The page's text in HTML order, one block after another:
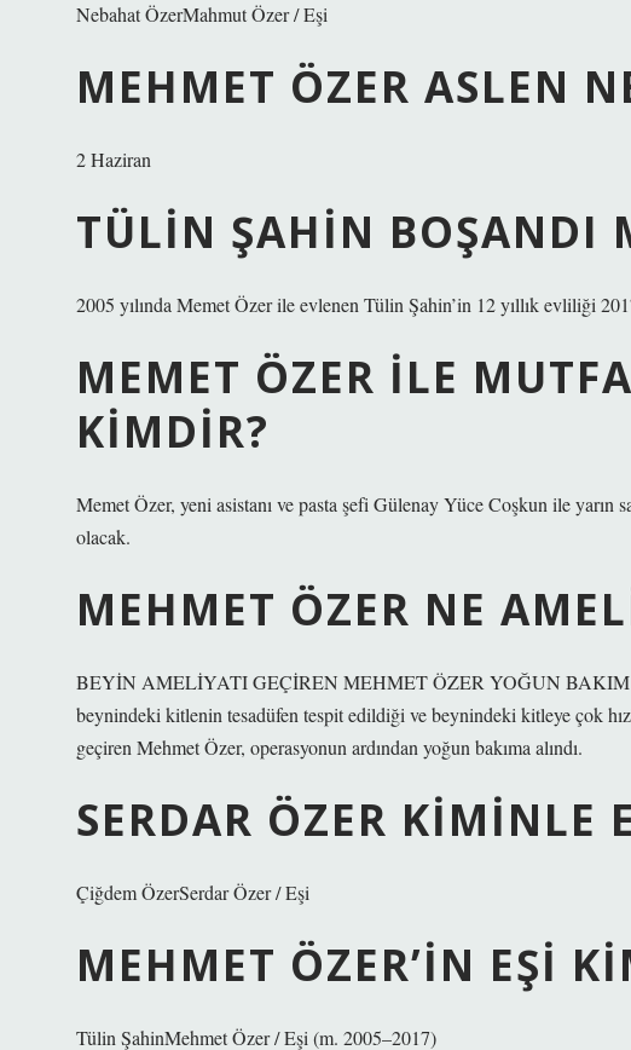
Nebahat ÖzerMahmut Özer / Eşi
MEHMET ÖZER ASLEN
2 Haziran
TÜLIN ŞAHIN BOŞANDI
2005 yılında Memet Özer ile evlenen Tülin Şahin’in 12 yıllık evliliği
MEMET ÖZER ILE
KIMDIR?
Memet Özer, yeni asistanı ve pasta şefi Gülenay Yüce Coşkun ile yarın
olacak.
MEHMET ÖZER NE
BEYİN AMELİYATI GEÇİREN MEHMET ÖZER YOĞUN BAKIM
beynindeki kitlenin tesadüfen tespit edildiği ve beynindeki kitleye çok
geçiren Mehmet Özer, operasyonun ardından yoğun bakıma alındı.
SERDAR ÖZER KIMINLE
Çiğdem ÖzerSerdar Özer / Eşi
MEHMET ÖZER’IN EŞI
Tülin ŞahinMehmet Özer / Eşi (m. 2005–2017)